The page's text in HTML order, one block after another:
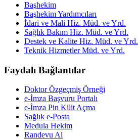
Başhekim
Başhekim Yardımcıları
İdari ve Mali Hiz. Müd. ve Yrd.
Sağlık Bakım Hiz. Müd. ve Yrd.
Destek ve Kalite Hiz. Müd. ve Yrd.
Teknik Hizmetler Müd. ve Yrd.
Faydalı Bağlantılar
Doktor Özgeçmiş Örneği
e-İmza Başvuru Portalı
e-İmza Pin Kilit Açma
Sağlık e-Posta
Medula Hekim
Randevu Al